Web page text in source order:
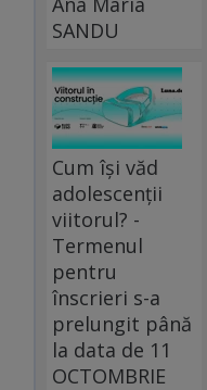
SANDU
Cum își văd
adolescenții
viitorul? -
Termenul
pentru
înscrieri s-a
prelungit până
la data de 11
OCTOMBRIE